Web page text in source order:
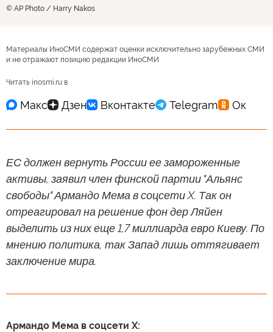
© AP Photo / Harry Nakos
Материалы ИноСМИ содержат оценки исключительно зарубежных СМИ
и не отражают позицию редакции ИноСМИ
Читать inosmi.ru в
ЕС должен вернуть России ее замороженные
активы, заявил член финской партии "Альянс
свободы" Армандо Мема в соцсети X. Так он
отреагировал на решение фон дер Ляйен
выделить из них еще 1,7 миллиарда евро Киеву. По
мнению политика, так Запад лишь оттягивает
заключение мира.
Армандо Мема в соцсети X: